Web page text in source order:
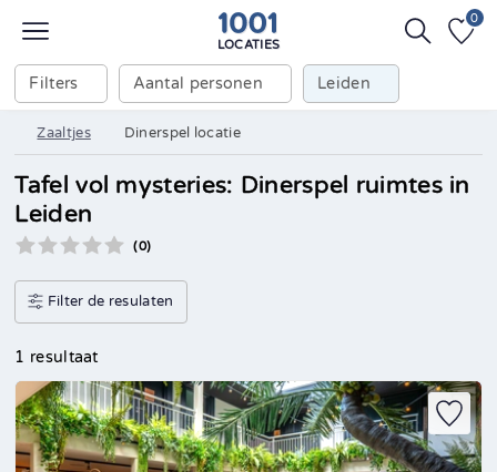
LOCATIES
Filters Aantal personen Leiden
0
Zaaltjes Dinerspel locatie
Tafel vol mysteries: Dinerspel ruimtes in
Leiden
(0)
Filter de resulaten
1 resultaat